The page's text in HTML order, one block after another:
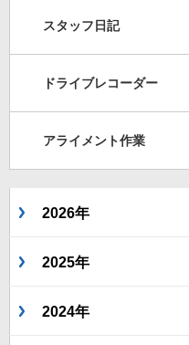
スタッフ日記
ドライブレコーダー
アライメント作業
2026年
2025年
2024年